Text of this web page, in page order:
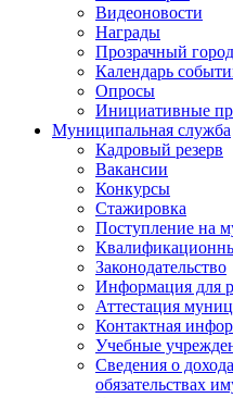
Видеоновости
Награды
Прозрачный город
Календарь
Опросы
Инициативные
Муниципальная служба
Кадровый резерв
Вакансии
Конкурсы
Стажировка
Поступление на
Законодательство
Информация для
Аттестация
Контактная
Учебные
Сведения о
обязательствах